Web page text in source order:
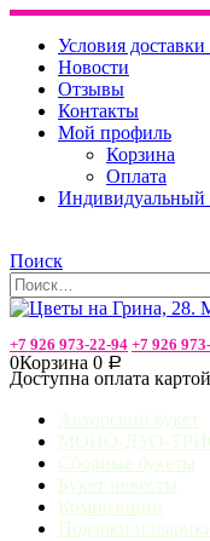
Условия
Новости
Отзывы
Контакты
Мой профиль
Корзина
Оплата
Индивидуальный
Поиск
+7 926 973-22-94 +7 926
0Корзина 0 Р
Доступна оплата картой
Авторский букет
МОНО-ДУО-
Сборные букеты
Букет невесты
Композиции
Подарки и